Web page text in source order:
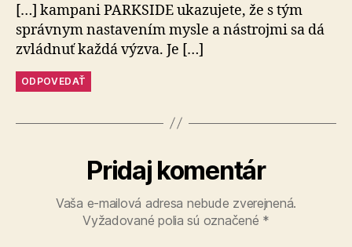
[…] kampani PARKSIDE ukazujete, že s tým
správnym nastavením mysle a nástrojmi sa dá
zvládnuť každá výzva. Je […]
ODPOVEDAŤ
Pridaj komentár
Vaša e-mailová adresa nebude zverejnená.
Vyžadované polia sú označené *